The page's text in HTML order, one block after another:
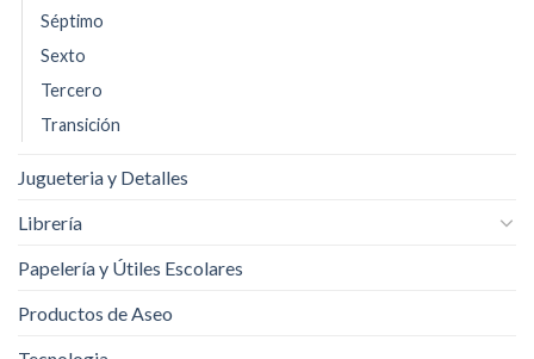
Séptimo
Sexto
Tercero
Transición
Jugueteria y Detalles
Librería
Papelería y Útiles Escolares
Productos de Aseo